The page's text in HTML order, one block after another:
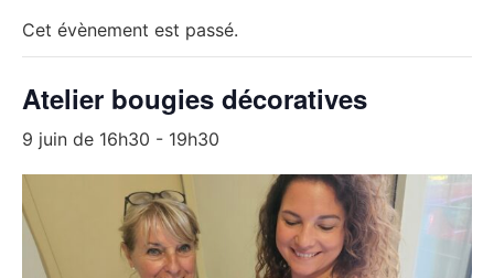
Cet évènement est passé.
Atelier bougies décoratives
9 juin de 16h30 - 19h30